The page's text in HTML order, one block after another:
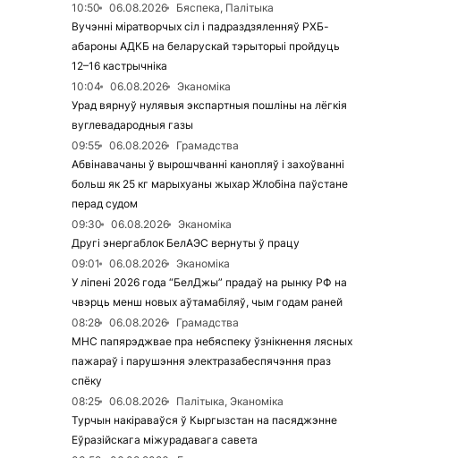
10:50
06.08.2026
Бяспека, Палітыка
Вучэнні міратворчых сіл і падраздзяленняў РХБ-
абароны АДКБ на беларускай тэрыторыі пройдуць
12–16 кастрычніка
10:04
06.08.2026
Эканоміка
Урад вярнуў нулявыя экспартныя пошліны на лёгкія
вуглевадародныя газы
09:55
06.08.2026
Грамадства
Абвінавачаны ў вырошчванні канопляў і захоўванні
больш як 25 кг марыхуаны жыхар Жлобіна паўстане
перад судом
09:30
06.08.2026
Эканоміка
Другі энергаблок БелАЭС вернуты ў працу
09:01
06.08.2026
Эканоміка
У ліпені 2026 года “БелДжы” прадаў на рынку РФ на
чвэрць менш новых аўтамабіляў, чым годам раней
08:28
06.08.2026
Грамадства
МНС папярэджвае пра небяспеку ўзнікнення лясных
пажараў і парушэння электразабеспячэння праз
спёку
08:25
06.08.2026
Палітыка, Эканоміка
Турчын накіраваўся ў Кыргызстан на пасяджэнне
Еўразійскага міжурадавага савета